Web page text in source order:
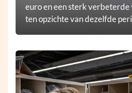
euro en een sterk
ten opzichte van dezelfde